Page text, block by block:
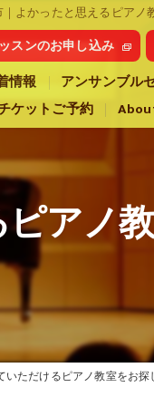
よかったと思えるピアノ
スンのお申し込み
情報 アンサンブル
ケットご予約
アノ
ただけるピアノ教室をお探